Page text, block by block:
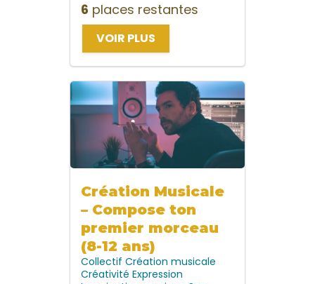
6 places restantes
VOIR PLUS
Création Musicale
– Compose ton
premier morceau
(8-12 ans)
Collectif Création musicale
Créativité Expression